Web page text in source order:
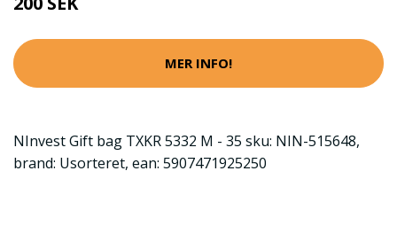
MER INFO!
NInvest Gift bag TXKR 5332 M - 35 sku: NIN-515648,
brand: Usorteret, ean: 5907471925250